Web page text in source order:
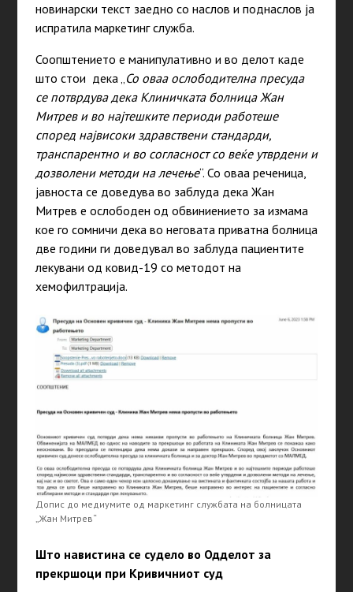
новинарски текст заедно со наслов и поднаслов ја
испратила маркетинг служба.
Соопштението е манипулативно и во делот каде
што стои дека „Со оваа ослободителна пресуда
се потврдува дека Клиничката болница Жан
Митрев и во најтешките периоди работеше
според највисоки здравствени стандарди,
транспарентно и во согласност со веќе утврдени и
дозволени методи на лечење“. Со оваа реченица,
јавноста се доведува во заблуда дека Жан
Митрев е ослободен од обвиниението за измама
кое го сомничи дека во неговата приватна болница
две години ги доведувал во заблуда пациентите
лекувани од ковид-19 со методот на
хемофилтрација.
Допис до медиумите од маркетинг службата на болницата
„Жан Митрев“
Што навистина се судело во Одделот за
прекршоци при Кривичниот суд